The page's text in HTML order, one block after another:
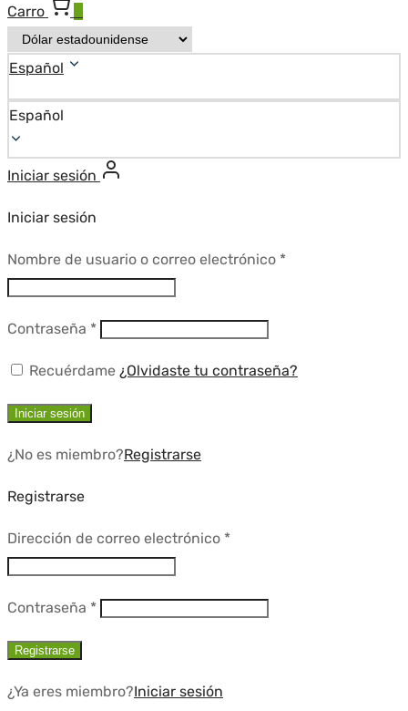
Carro
Español
Español
Iniciar sesión
Iniciar sesión
Nombre de usuario o correo electrónico *Requerido
Contraseña *Requerido
Recuérdame ¿Olvidaste tu contraseña?
Iniciar sesión
¿No es miembro?Registrarse
Registrarse
Dirección de correo electrónico *Requerido
Contraseña *Requerido
Registrarse
¿Ya eres miembro?Iniciar sesión